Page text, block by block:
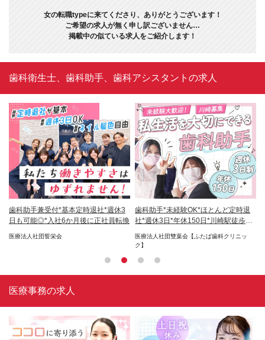
女の転職typeに来てくださり、ありがとうございます！
ご希望の求人が無く申し訳ございません…
掲載中の似ている求人をご紹介します！
歯科衛生士、歯科助手、歯科アシスタントの求人
歯科助手兼受付*基本定時退社*週休3
日も可能◎*入社6か月後に正社員転換
医療法人社団誓栄会
歯科助手*未経験OK*ほとんど定時退
社*週休3日*年休150日*川崎駅徒歩2
医療法人社団雙葉会【ふたば歯科クリニッ
ク】
医療事務の求人